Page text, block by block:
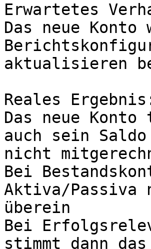
Erwartetes
Das neue
aktualisieren
Reales
Das neue
auch sein
nicht
Bei
Aktiva/Passiva
überein
Bei
stimmt dann das